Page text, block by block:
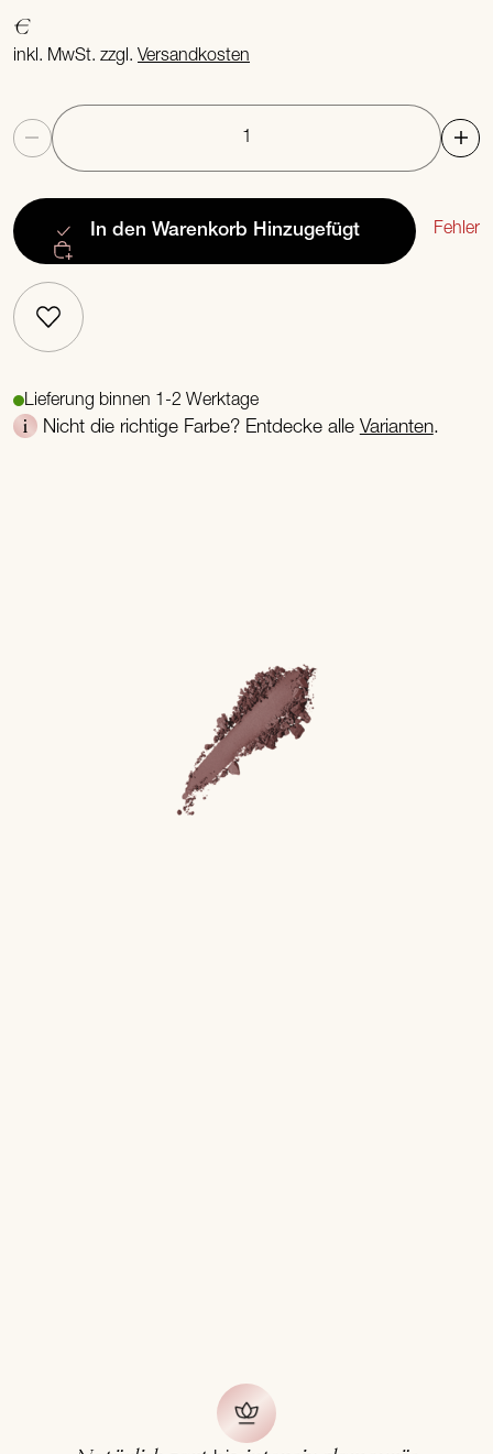
€
inkl. MwSt. zzgl.Versandkosten
Anzahl
In den Warenkorb Hinzugefügt Fehler
Lieferung binnen 1-2 Werktage
Nicht die richtige Farbe? Entdecke alle Varianten.